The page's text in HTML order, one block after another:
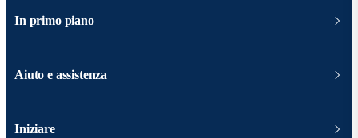
In primo piano
Aiuto e assistenza
Iniziare